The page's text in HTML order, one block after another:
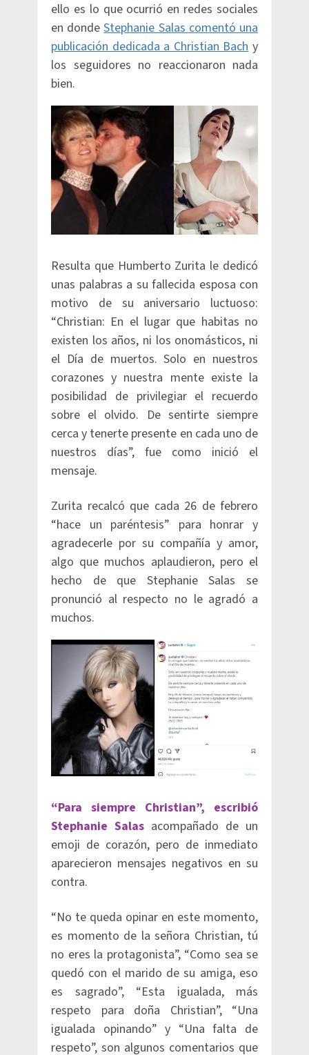
ello es lo que ocurrió en redes sociales
en dondeStephanie Salas comentó una
publicación dedicada a Christian Bachy
los seguidores no reaccionaron nada
bien.
Resulta que Humberto Zurita le dedicó
unas palabras a su fallecida esposa con
motivo de su aniversario luctuoso:
“Christian: En el lugar que habitas no
existen los años, ni los onomásticos, ni
el Día de muertos. Solo en nuestros
corazones y nuestra mente existe la
posibilidad de privilegiar el recuerdo
sobre el olvido. De sentirte siempre
cerca y tenerte presente en cada uno de
nuestros días”, fue como inició el
mensaje.
Zurita recalcó que cada 26 de febrero
“hace un paréntesis” para honrar y
agradecerle por su compañía y amor,
algo que muchos aplaudieron, pero el
hecho de que Stephanie Salas se
pronunció al respecto no le agradó a
muchos.
“Para siempre Christian”, escribió
Stephanie Salas acompañado de un
emoji de corazón, pero de inmediato
aparecieron mensajes negativos en su
contra.
“No te queda opinar en este momento,
es momento de la señora Christian, tú
no eres la protagonista”, “Como sea se
quedó con el marido de su amiga, eso
es sagrado”, “Esta igualada, más
respeto para doña Christian”, “Una
igualada opinando” y “Una falta de
respeto”, son algunos comentarios que